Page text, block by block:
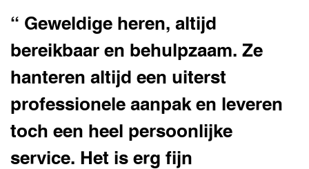
“ Geweldige heren, altijd
bereikbaar en behulpzaam. Ze
hanteren altijd een uiterst
professionele aanpak en leveren
toch een heel persoonlijke
service. Het is erg fijn